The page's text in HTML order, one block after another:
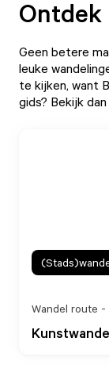
Geen betere
leuke
te kijken, want
gids? Bekijk
Wandel route -